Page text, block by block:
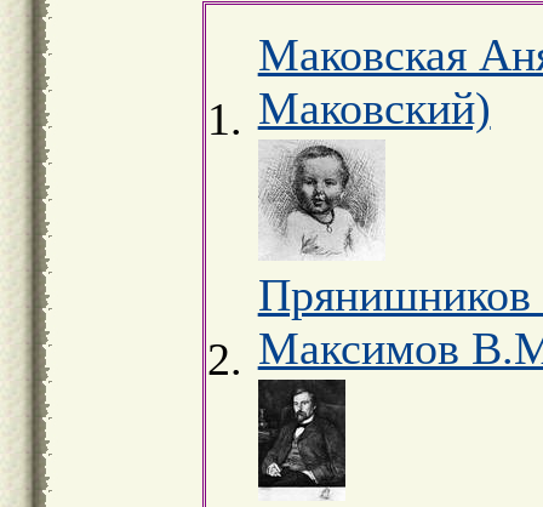
Маковская
Маковский)
Максимов